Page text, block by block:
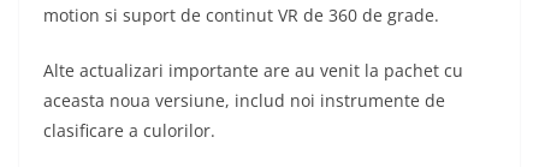
motion si suport de continut VR de 360 ​​de grade.
Alte actualizari importante are au venit la pachet cu
aceasta noua versiune, includ noi instrumente de
clasificare a culorilor.